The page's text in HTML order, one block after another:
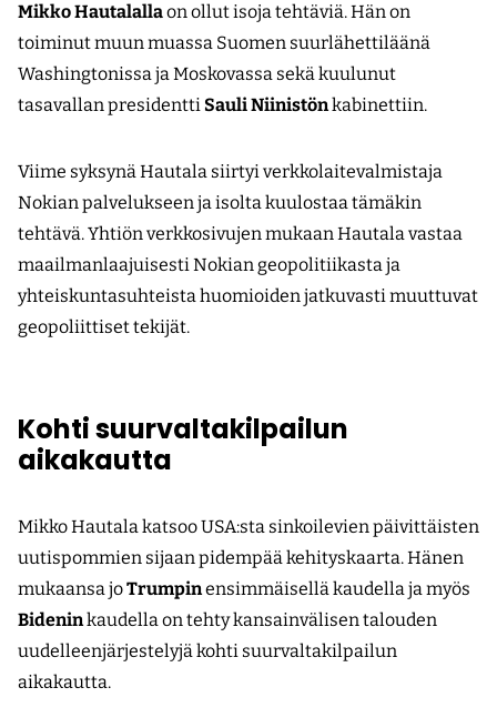
Mikko Hautalallaon ollut isoja tehtäviä. Hän on
toiminut muun muassa Suomen suurlähettiläänä
Washingtonissa ja Moskovassa sekä kuulunut
tasavallan presidentti Sauli Niinistönkabinettiin.
Viime syksynä Hautala siirtyi verkkolaitevalmistaja
Nokian palvelukseen ja isolta kuulostaa tämäkin
tehtävä. Yhtiön verkkosivujen mukaan Hautala vastaa
maailmanlaajuisesti Nokian geopolitiikasta ja
yhteiskuntasuhteista huomioiden jatkuvasti muuttuvat
geopoliittiset tekijät.
Kohti suurvaltakilpailun
aikakautta
Mikko Hautala katsoo USA:sta sinkoilevien päivittäisten
uutispommien sijaan pidempää kehityskaarta. Hänen
mukaansa joTrumpinensimmäisellä kaudella ja myös
Bideninkaudella on tehty kansainvälisen talouden
uudelleenjärjestelyjä kohti suurvaltakilpailun
aikakautta.